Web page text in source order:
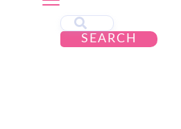
SEARCH